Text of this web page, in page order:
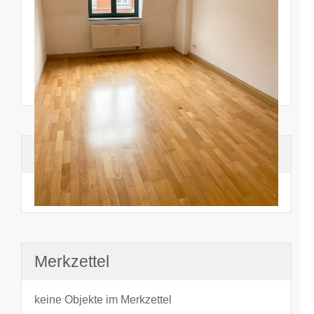
Suchhistorie
noch nichts angesehen
Merkzettel
keine Objekte im Merkzettel